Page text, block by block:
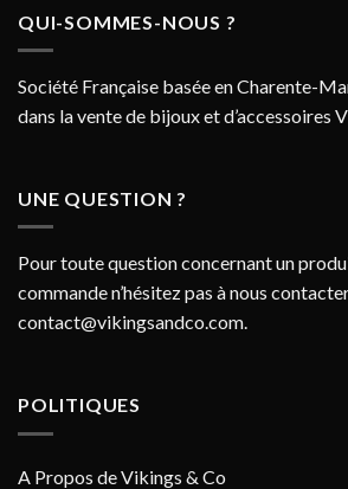
QUI-SOMMES-NOUS ?
Société Française basée en Charente-
dans la vente de bijoux et d’accessoires
UNE QUESTION ?
Pour toute question concernant un
commande n’hésitez pas à nous
contact@vikingsandco.com.
POLITIQUES
A Propos de Vikings & Co